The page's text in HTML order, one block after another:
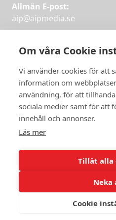
Om våra Cookie
Vi använder cookies för att
information om
användning, för att
sociala medier samt för att
innehåll och annonser.
Läs mer
Tillåt alla
Neka
Cookie
Få
varje vecka
JAG VILL
Allmän E-post:
aip@aipmedia.se
aip@flowyinfo.seeller 08-
Instagram
LinkedIn
Twitter
Facebook
Få veckans bästa
artiklar på mejlen
PRENUMERERA
© 2026 Aktuellt i Politiken.